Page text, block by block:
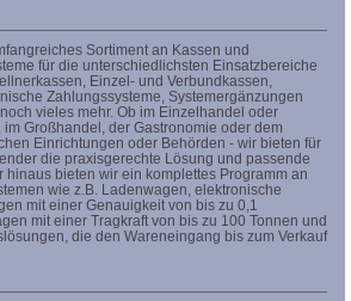
Sortiment an Kassen und
für die unterschiedlichsten Einsatzbereiche
Einzel- und Verbundkassen,
Zahlungssysteme, Systemergänzungen
vieles mehr. Ob im Einzelhandel oder
Großhandel, der Gastronomie oder dem
Einrichtungen oder Behörden - wir bieten für
die praxisgerechte Lösung und passende
hinaus bieten wir ein komplettes Programm an
wie z.B. Ladenwagen, elektronische
mit einer Genauigkeit von bis zu 0,1
mit einer Tragkraft von bis zu 100 Tonnen und
die den Wareneingang bis zum Verkauf